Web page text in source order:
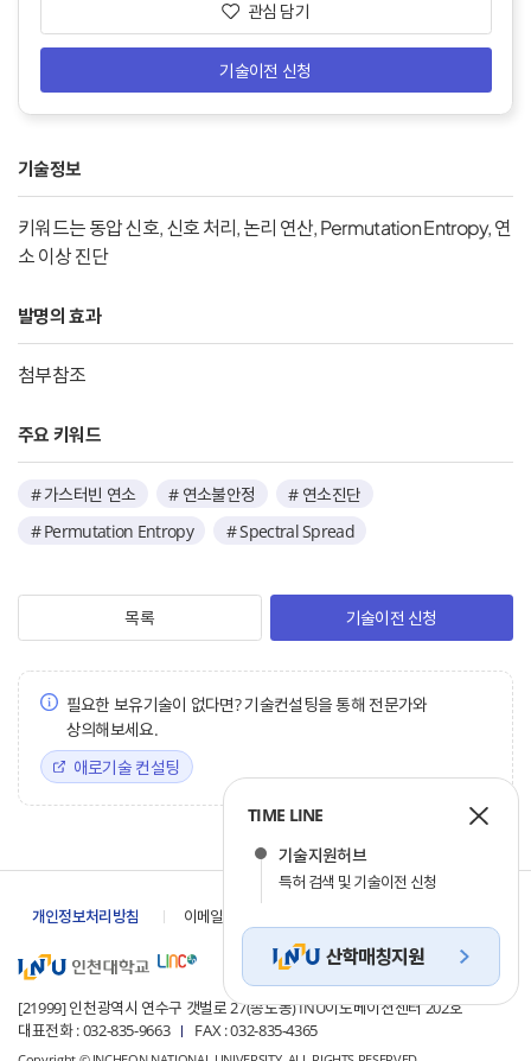
관심 담기
기술이전 신청
기술정보
키워드는 동압 신호, 신호 처리, 논리 연산, Permutation Entropy, 연
소 이상 진단
발명의 효과
첨부참조
주요 키워드
# 가스터빈 연소 # 연소불안정
# 연소진단
# Permutation Entropy
# Spectral Spread
목록 기술이전 신청
필요한 보유기술이 없다면? 기술컨설팅을 통해 전문가와
상의해보세요.
애로기술 컨설팅
TIME LINE
기술지원허브
특허 검색 및 기술이전 신청
개인정보처리방침
이메일 무단수집거부 및 제한
[21999] 인천광역시 연수구 갯벌로 27(송도동) INU이노베이션센터 202호
대표전화 : 032-835-9663
FAX : 032-835-4365